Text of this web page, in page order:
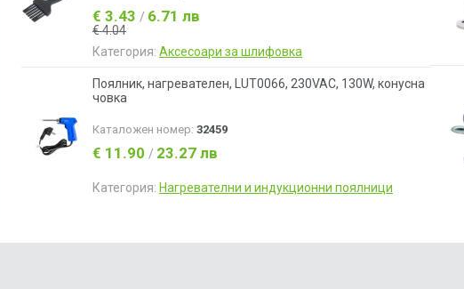
€ 3.43 / 6.71 лв
€ 4.04
Категория: Аксесоари за шлифовка
Поялник, нагревателен, LUT0066, 230VAC, 130W, конусна
човка
Каталожен номер: 32459
€ 11.90 / 23.27 лв
Категория: Нагревателни и индукционни поялници